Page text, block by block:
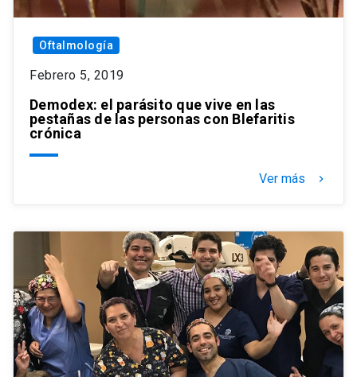
Oftalmología
Febrero 5, 2019
Demodex: el parásito que vive en las
pestañas de las personas con Blefaritis
crónica
Ver más keyboard_arrow_right